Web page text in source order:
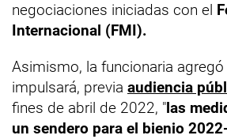
negociaciones iniciadas con el
Internacional (FMI).
Asimismo, la funcionaria
impulsará, previa audiencia
fines de abril de 2022, "las
un sendero para el bienio